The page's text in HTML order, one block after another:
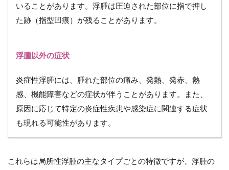
いることがあります。浮腫は圧迫された部位に指で押し
た跡（指型凹痕）が残ることがあります。
浮腫以外の症状
炎症性浮腫には、腫れた部位の痛み、発熱、発赤、熱
感、機能障害などの症状が伴うことがあります。また、
原因に応じて特定の炎症性疾患や感染症に関連する症状
も現れる可能性があります。
これらは局所性浮腫の主なタイプごとの特徴ですが、浮腫の